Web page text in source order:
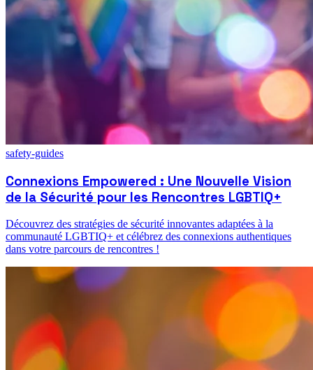
safety-guides
Connexions Empowered : Une Nouvelle Vision
de la Sécurité pour les Rencontres LGBTIQ+
Découvrez des stratégies de sécurité innovantes adaptées à la
communauté LGBTIQ+ et célébrez des connexions authentiques
dans votre parcours de rencontres !